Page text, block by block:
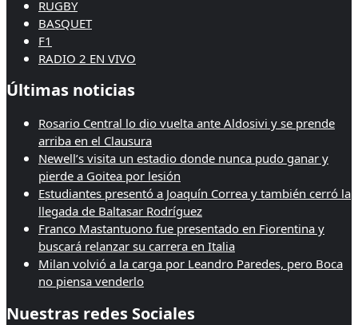
RUGBY
BASQUET
F1
RADIO 2 EN VIVO
Últimas noticias
Rosario Central lo dio vuelta ante Aldosivi y se prende
arriba en el Clausura
Newell’s visita un estadio donde nunca pudo ganar y
pierde a Goitea por lesión
Estudiantes presentó a Joaquín Correa y también cerró la
llegada de Baltasar Rodríguez
Franco Mastantuono fue presentado en Fiorentina y
buscará relanzar su carrera en Italia
Milan volvió a la carga por Leandro Paredes, pero Boca
no piensa venderlo
Nuestras redes Sociales